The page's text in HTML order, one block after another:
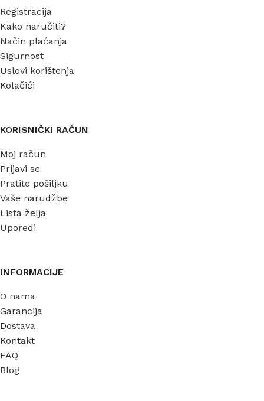
Registracija
Kako naručiti?
Način plaćanja
Sigurnost
Uslovi korištenja
Kolačići
KORISNIČKI RAČUN
Moj račun
Prijavi se
Pratite pošiljku
Vaše narudžbe
Lista želja
Uporedi
INFORMACIJE
O nama
Garancija
Dostava
Kontakt
FAQ
Blog